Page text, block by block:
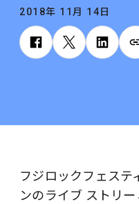
2018年 11月 14日
フジロックフェステ
ンのライブ ストリ